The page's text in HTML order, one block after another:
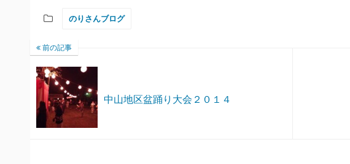
のりさんブログ
前の記事
中山地区盆踊り大会２０１４